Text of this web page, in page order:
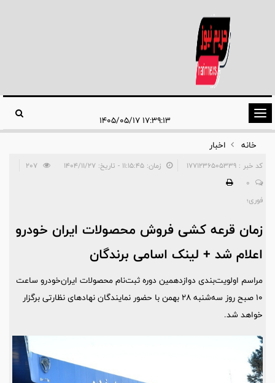
تغییر
وضعیت
ناوبری
خانه
اخبار
کد خبر : 1771236505339 زمان: ۱۱:۱۵:۴۵ - تاریخ: ۱۴۰۴/۱۱/۲۷
0
فوری؛
زمان قرعه کشی فروش محصولات ایران خودرو
اعلام شد + لینک اسامی برندگان
مراسم اولویت‌بندی دوازدهمین دوره ثبت‌نام محصولات ایران‌خودرو ساعت
۱۰ صبح روز سه‌شنبه ۲۸ بهمن با حضور نمایندگان نهادهای نظارتی برگزار
خواهد شد.